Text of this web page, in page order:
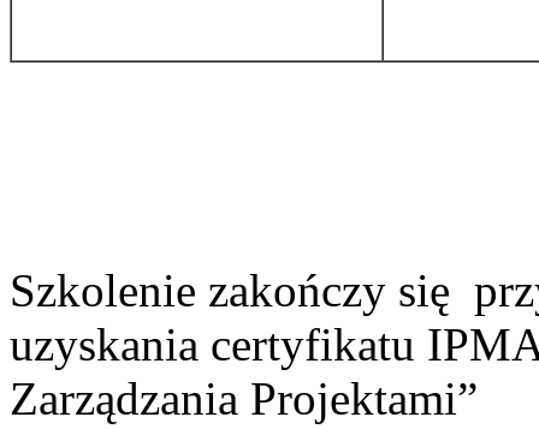
Szkolenie zakończy się
uzyskania certyfikatu
Zarządzania Projektami”